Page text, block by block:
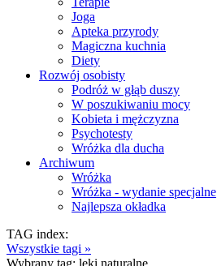
Joga
Apteka przyrody
Magiczna kuchnia
Diety
Rozwój osobisty
Podróż w głąb duszy
W poszukiwaniu mocy
Kobieta i mężczyzna
Psychotesty
Wróżka dla ducha
Archiwum
Wróżka
Wróżka - wydanie specjalne
Najlepsza okładka
TAG index:
Wszystkie tagi »
Wybrany tag: leki naturalne